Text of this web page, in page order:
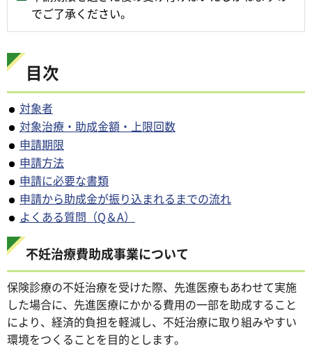
でご了承ください。
目次
対象者
対象治療・助成金額・上限回数
申請期限
申請方法
申請に必要な書類
申請から助成金が振り込まれるまでの流れ
よくある質問（Q＆A）
不妊治療費助成事業について
保険診療の不妊治療を受けた際、先進医療もあわせて実施
した場合に、先進医療にかかる費用の一部を助成すること
により、経済的負担を軽減し、不妊治療に取り組みやすい
環境をつくることを目的とします。